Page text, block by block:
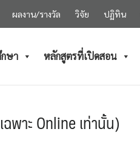
ผลงาน/รางวัล วิจัย ปฏิทิน
กษา หลักสูตรที่เปิดสอน
พาะ Online เท่านั้น)